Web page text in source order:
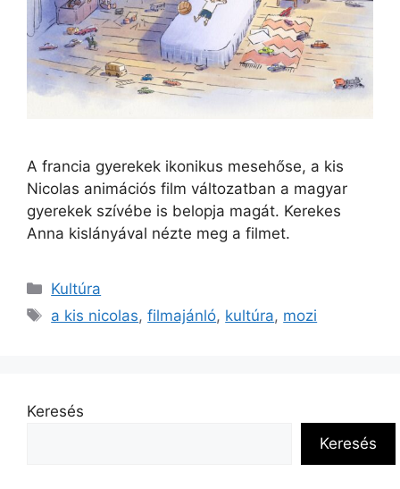
A francia gyerekek ikonikus mesehőse, a kis
Nicolas animációs film változatban a magyar
gyerekek szívébe is belopja magát. Kerekes
Anna kislányával nézte meg a filmet.
Kultúra
a kis nicolas,filmajánló, kultúra, mozi
Keresés
Keresés